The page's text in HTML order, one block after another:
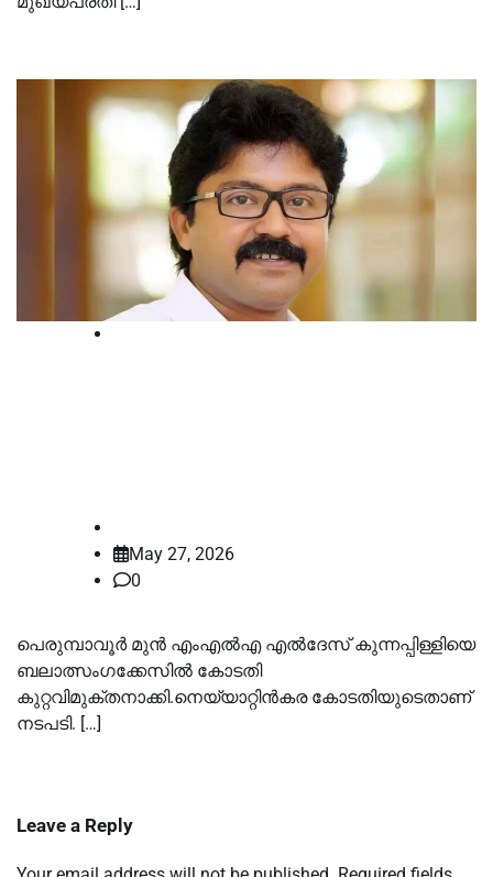
May 27, 2026
0
പെരുമ്പാവൂര്‍ മുന്‍ എംഎല്‍എ എല്‍ദേസ് കുന്നപ്പിള്ളിയെ
ബലാത്സംഗക്കേസില്‍ കോടതി
കുറ്റവിമുക്തനാക്കി.നെയ്യാറ്റിന്‍കര കോടതിയുടെതാണ്
നടപടി. […]
Leave a Reply